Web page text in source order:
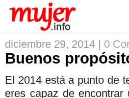
diciembre 29, 2014 | 0
Buenos
El 2014 está a punto de
eres capaz de